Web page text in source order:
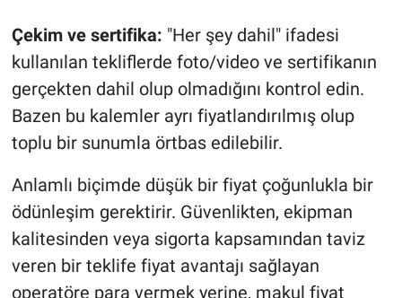
Çekim ve sertifika: "Her şey dahil" ifadesi
kullanılan tekliflerde foto/video ve sertifikanın
gerçekten dahil olup olmadığını kontrol edin.
Bazen bu kalemler ayrı fiyatlandırılmış olup
toplu bir sunumla örtbas edilebilir.
Anlamlı biçimde düşük bir fiyat çoğunlukla bir
ödünleşim gerektirir. Güvenlikten, ekipman
kalitesinden veya sigorta kapsamından taviz
veren bir teklife fiyat avantajı sağlayan
operatöre para vermek yerine, makul fiyat